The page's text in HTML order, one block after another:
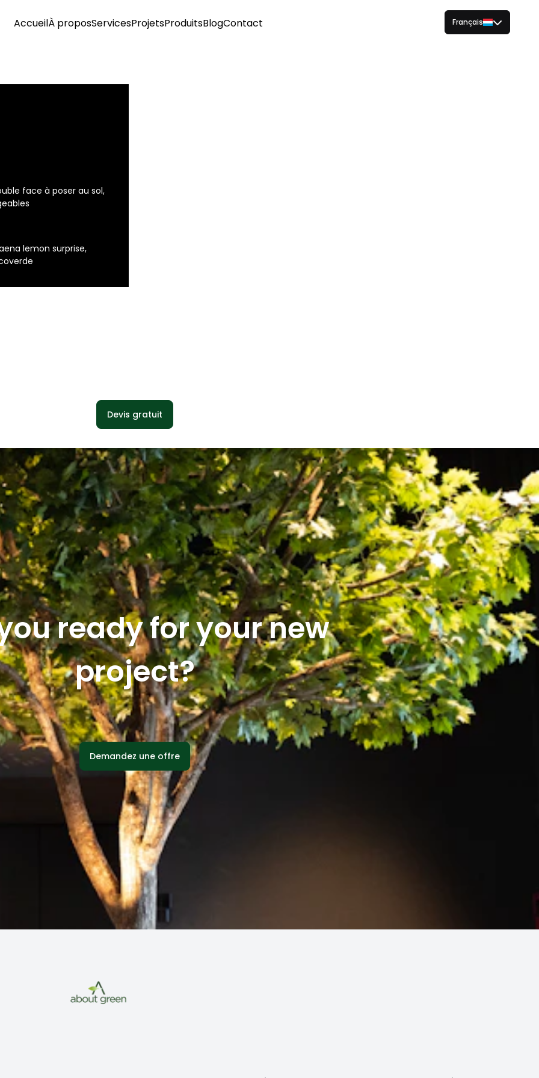
AccueilÀ proposServicesProjetsProduitsBlogContact Français
face à poser au sol,
lemon surprise,
Devis gratuit
ready for your new
project?
Demandez une offre